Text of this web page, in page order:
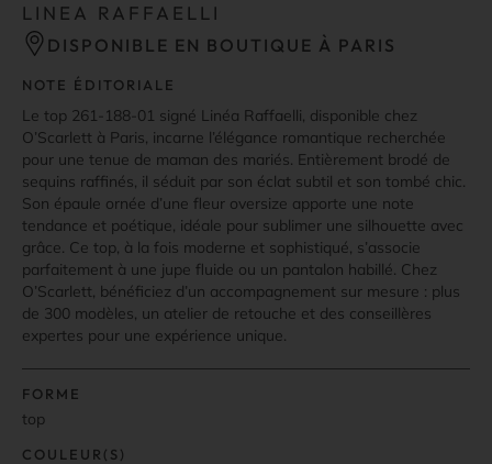
LINEA RAFFAELLI
DISPONIBLE EN BOUTIQUE À PARIS
NOTE ÉDITORIALE
Le top 261-188-01 signé Linéa Raffaelli, disponible chez
O’Scarlett à Paris, incarne l’élégance romantique recherchée
pour une tenue de maman des mariés. Entièrement brodé de
sequins raffinés, il séduit par son éclat subtil et son tombé chic.
Son épaule ornée d’une fleur oversize apporte une note
tendance et poétique, idéale pour sublimer une silhouette avec
grâce. Ce top, à la fois moderne et sophistiqué, s’associe
parfaitement à une jupe fluide ou un pantalon habillé. Chez
O’Scarlett, bénéficiez d’un accompagnement sur mesure : plus
de 300 modèles, un atelier de retouche et des conseillères
expertes pour une expérience unique.
FORME
top
COULEUR(S)